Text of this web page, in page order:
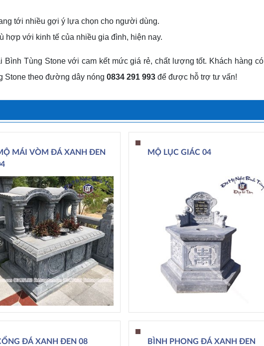
tới nhiều gợi ý lựa chọn cho người dùng.
hợp với kinh tế của nhiều gia đình, hiện nay.
Bình Tùng Stone với cam kết mức giá rẻ, chất lượng tốt. Khách hàng có
Stone theo đường dây nóng 0834 291 993để được hỗ trợ tư vấn!
MÁI VÒM ĐÁ XANH ĐEN
MỘ LỤC GIÁC 04
ĐÁ XANH ĐEN 08
BÌNH PHONG ĐÁ XANH ĐEN